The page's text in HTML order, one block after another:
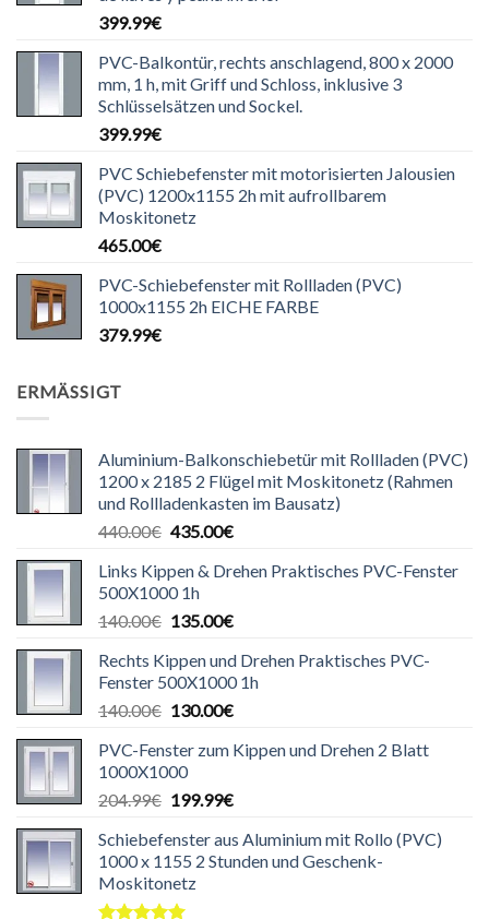
399.99€
PVC-Balkontür, rechts anschlagend, 800 x 2000
mm, 1 h, mit Griff und Schloss, inklusive 3
Schlüsselsätzen und Sockel.
399.99€
PVC Schiebefenster mit motorisierten Jalousien
(PVC) 1200x1155 2h mit aufrollbarem
Moskitonetz
465.00€
PVC-Schiebefenster mit Rollladen (PVC)
1000x1155 2h EICHE FARBE
379.99€
ERMÄSSIGT
Aluminium-Balkonschiebetür mit Rollladen (PVC)
1200 x 2185 2 Flügel mit Moskitonetz (Rahmen
und Rollladenkasten im Bausatz)
440.00€ Ursprünglicher
war:
440.00€
435.00€Aktueller
ist:
Links Kippen & Drehen Praktisches PVC-Fenster
500X1000 1h
140.00€ Ursprünglicher
war:
140.00€
135.00€Aktueller
ist:
135.00€.
Rechts Kippen und Drehen Praktisches PVC-
Fenster 500X1000 1h
140.00€ Ursprünglicher
war:
140.00€
130.00€Aktueller
ist:
PVC-Fenster zum Kippen und Drehen 2 Blatt
1000X1000
204.99€ Ursprünglicher
war:
204.99€
199.99€Aktueller
ist:
199.99€.
Schiebefenster aus Aluminium mit Rollo (PVC)
1000 x 1155 2 Stunden und Geschenk-
Moskitonetz